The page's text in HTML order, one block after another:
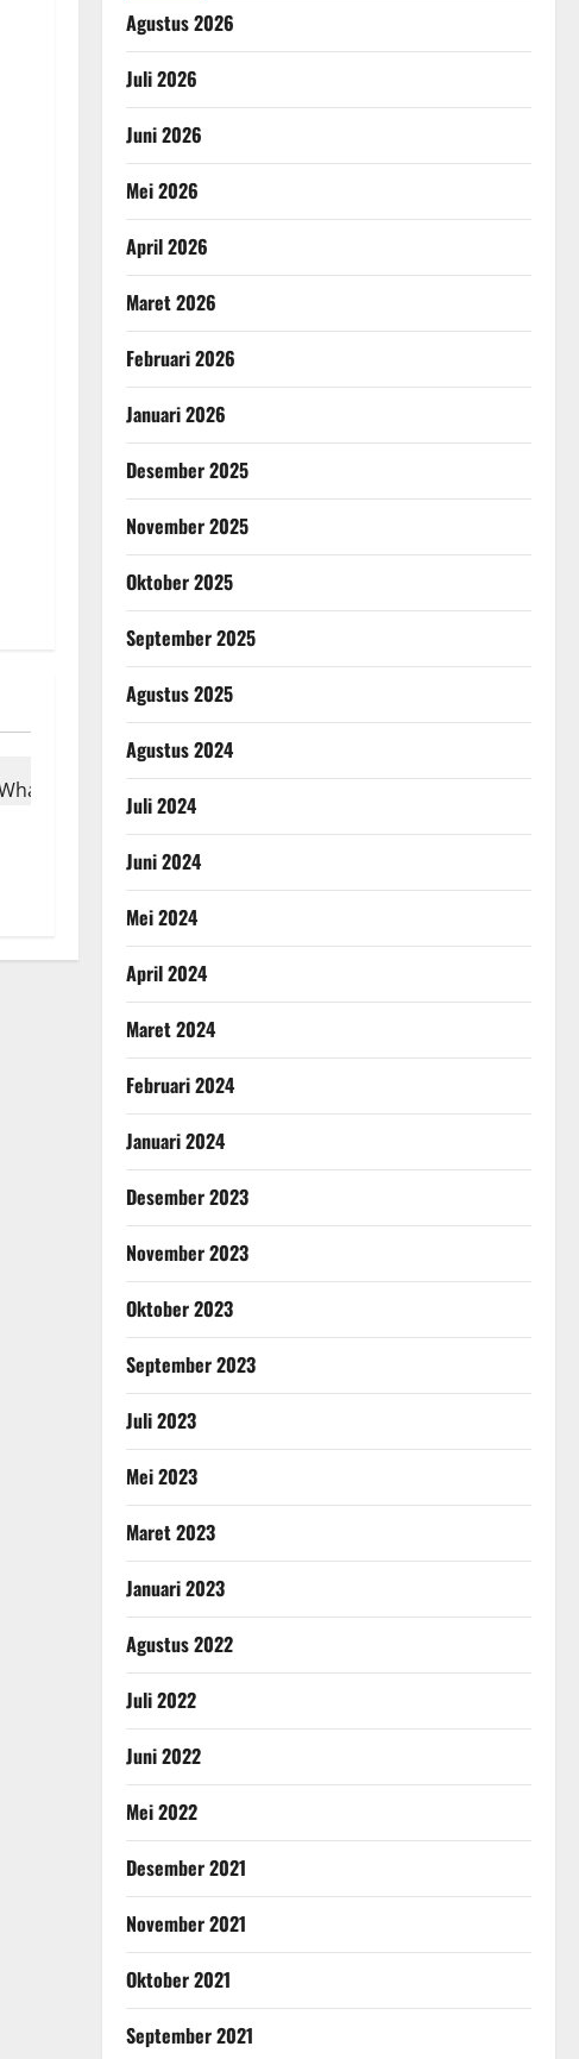
Agustus 2026
Juli 2026
Juni 2026
Mei 2026
April 2026
Maret 2026
Februari 2026
Januari 2026
Desember 2025
November 2025
Oktober 2025
September 2025
Agustus 2025
Agustus 2024
Juli 2024
Juni 2024
Mei 2024
April 2024
Maret 2024
Februari 2024
Januari 2024
Desember 2023
November 2023
Oktober 2023
September 2023
Juli 2023
Mei 2023
Maret 2023
Januari 2023
Agustus 2022
Juli 2022
Juni 2022
Mei 2022
Desember 2021
November 2021
Oktober 2021
September 2021